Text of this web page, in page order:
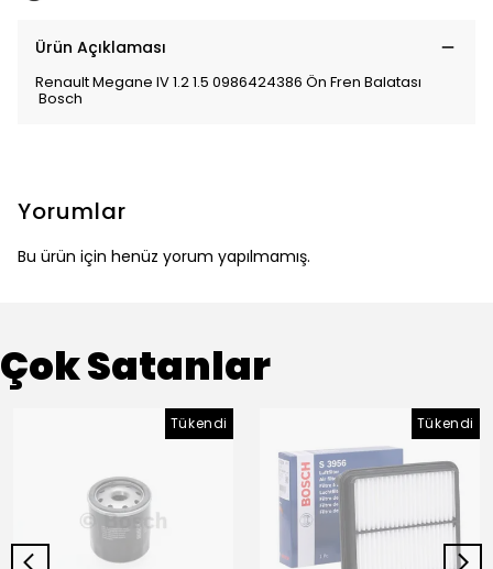
Ürün Açıklaması
Renault Megane IV 1.2 1.5 0986424386 Ön Fren Balatası
Bosch
Yorumlar
Bu ürün için henüz yorum yapılmamış.
Çok Satanlar
Tükendi Tükendi